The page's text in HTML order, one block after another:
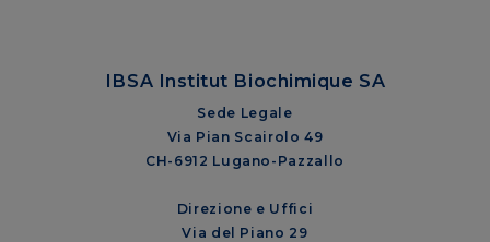
IBSA Institut Biochimique SA
Sede Legale
Via Pian Scairolo 49
CH-6912 Lugano-Pazzallo
Direzione e Uffici
Via del Piano 29